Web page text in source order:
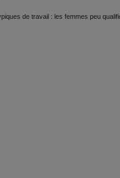
de travail : les femmes peu